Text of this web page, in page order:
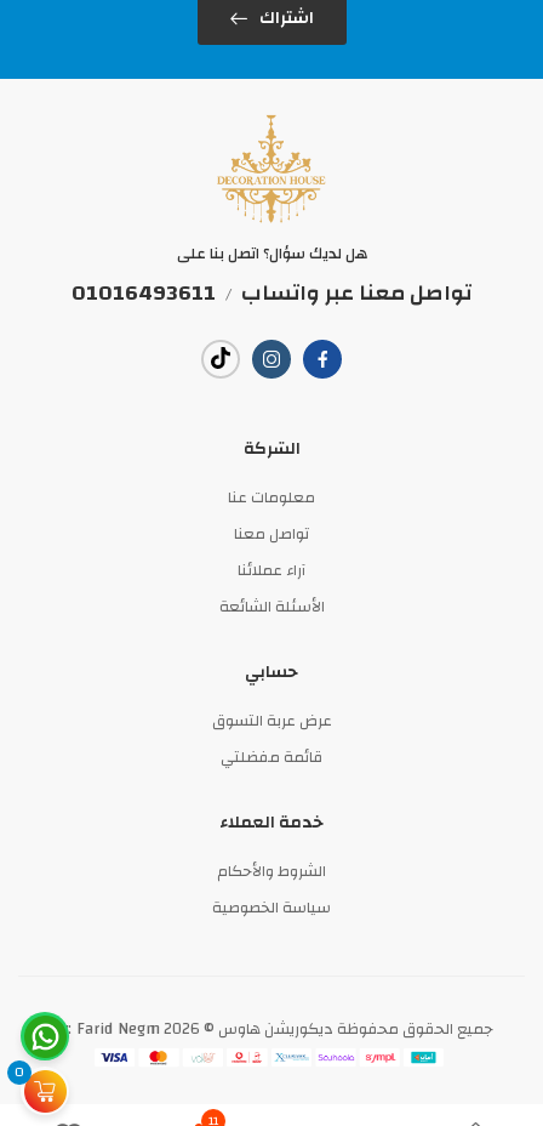
اشتراك
هل لديك سؤال؟ اتصل بنا على
تواصل معنا عبر واتساب /
01016493611
الشركة
معلومات عنا
تواصل معنا
آراء عملائنا
الأسئلة الشائعة
حسابي
عرض عربة التسوق
قائمة مفضلتي
خدمة العملاء
الشروط والأحكام
سياسة الخصوصية
جميع الحقوق محفوظة ديكوريشن هاوس © 2026 By: Farid Negm
0
11